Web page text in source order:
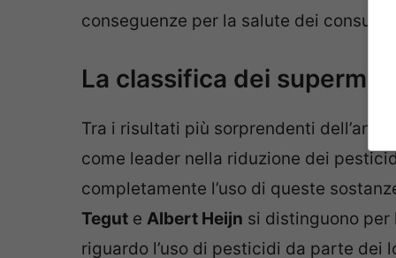
conseguenze per la salute dei
La classifica dei
Tra i risultati più sorprendenti
come leader nella riduzione dei
completamente l’uso di queste
Tegut e Albert Heijn si distinguono per
riguardo l’uso di pesticidi da parte